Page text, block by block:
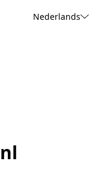
Nederlands